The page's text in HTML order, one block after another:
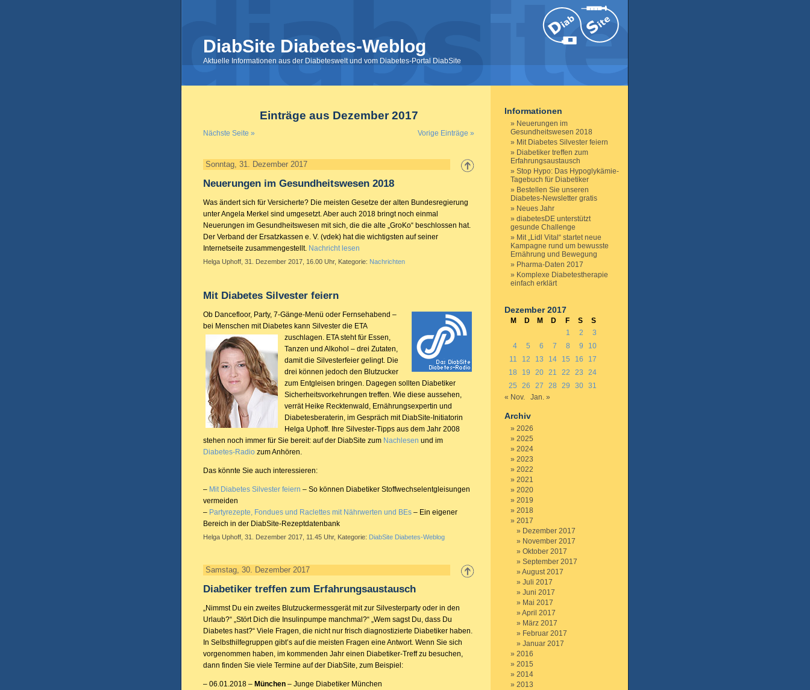
DiabSite Diabetes-Weblog
Aktuelle Informationen aus der Diabeteswelt und vom Diabetes-Portal DiabSite
Einträge aus Dezember 2017
Nächste Seite » Vorige Einträge »
Sonntag, 31. Dezember 2017
Neuerungen im Gesundheitswesen 2018
Was ändert sich für Versicherte? Die meisten Gesetze der alten Bundesregierung
unter Angela Merkel sind umgesetzt. Aber auch 2018 bringt noch einmal
Neuerungen im Gesundheitswesen mit sich, die die alte „GroKo“ beschlossen hat.
Der Verband der Ersatzkassen e. V. (vdek) hat die wichtigsten auf seiner
Internetseite zusammengestellt. Nachricht lesen
Helga Uphoff, 31. Dezember 2017, 16.00 Uhr, Kategorie: Nachrichten
Mit Diabetes Silvester feiern
Ob Dancefloor, Party, 7-Gänge-Menü oder Fernsehabend –
bei Menschen mit Diabetes kann Silvester die ETA
zuschlagen. ETA steht für Essen,
Tanzen und Alkohol – drei Zutaten,
damit die Silvesterfeier gelingt. Die
drei können jedoch den Blutzucker
zum Entgleisen bringen. Dagegen sollten Diabetiker
Sicherheitsvorkehrungen treffen. Wie diese aussehen,
verrät Heike Recktenwald, Ernährungsexpertin und
Diabetesberaterin, im Gespräch mit DiabSite-Initiatorin
Helga Uphoff. Ihre Silvester-Tipps aus dem Jahr 2008
stehen noch immer für Sie bereit: auf der DiabSite zum Nachlesen und im
Diabetes-Radio zum Anhören.
Das könnte Sie auch interessieren:
– Mit Diabetes Silvester feiern – So können Diabetiker Stoffwechselentgleisungen
vermeiden
– Partyrezepte, Fondues und Raclettes mit Nährwerten und BEs – Ein eigener
Bereich in der DiabSite-Rezeptdatenbank
Helga Uphoff, 31. Dezember 2017, 11.45 Uhr, Kategorie: DiabSite Diabetes-Weblog
Samstag, 30. Dezember 2017
Diabetiker treffen zum Erfahrungsaustausch
„Nimmst Du ein zweites Blutzuckermessgerät mit zur Silvesterparty oder in den
Urlaub?“ „Stört Dich die Insulinpumpe manchmal?“ „Wem sagst Du, dass Du
Diabetes hast?“ Viele Fragen, die nicht nur frisch diagnostizierte Diabetiker haben.
In Selbsthilfegruppen gibt’s auf die meisten Fragen eine Antwort. Wenn Sie sich
vorgenommen haben, im kommenden Jahr einen Diabetiker-Treff zu besuchen,
dann finden Sie viele Termine auf der DiabSite, zum Beispiel:
– 06.01.2018 – München – Junge Diabetiker München
Informationen
Neuerungen im
Gesundheitswesen 2018
Mit Diabetes Silvester feiern
Diabetiker treffen zum
Erfahrungsaustausch
Stop Hypo: Das Hypoglykämie-
Tagebuch für Diabetiker
Bestellen Sie unseren
Diabetes-Newsletter gratis
Neues Jahr
diabetesDE unterstützt
gesunde Challenge
Mit „Lidl Vital“ startet neue
Kampagne rund um bewusste
Ernährung und Bewegung
Pharma-Daten 2017
Komplexe Diabetestherapie
einfach erklärt
Dezember 2017
M D M D F S
S
1
2
3
4
5 6 7 8 9
10
11
12 13 14 15 16
17
18
19 20 21 22 23
24
25
26 27 28 29 30 31
« Nov.
Jan. »
Archiv
2026
2025
2024
2023
2022
2021
2020
2019
2018
2017
Dezember 2017
November 2017
Oktober 2017
September 2017
August 2017
Juli 2017
Juni 2017
Mai 2017
April 2017
März 2017
Februar 2017
Januar 2017
2016
2015
2014
2013